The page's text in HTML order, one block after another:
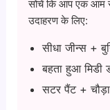
सोचें कि आप एक आम
उदाहरण के लिए:
सीधा जीन्स +
बहता हुआ
सटर पैंट + चौड़ा